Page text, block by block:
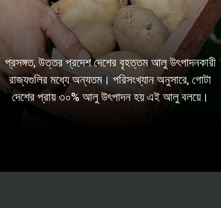
প্রসঙ্গত, উত্তর প্রদেশ দেশের বৃহত্তম আলু উৎপাদনকারী
রাজ্যগুলির মধ্যে অন্যতম। পরিসংখ্যান অনুসারে, গোটা
দেশের প্রায় ৩০% আলু উৎপাদন হয় এই আলু বলয়ে।